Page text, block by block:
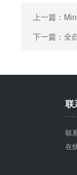
上一篇：
下一篇： 全
联
联
在